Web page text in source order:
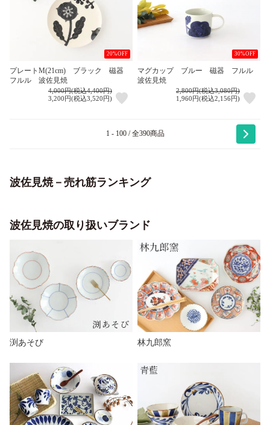
20%OFF
プレートM(21cm) ブラック 磁器
フルル 波佐見焼
4,000円(税込4,400円)
3,200円(税込3,520円)
30%OFF
マグカップ ブルー 磁器 フルル
波佐見焼
2,800円(税込3,080円)
1,960円(税込2,156円)
1 - 100 / 全390商品
波佐見焼－売れ筋ランキング
波佐見焼の取り扱いブランド
渕あそび 林九郎窯